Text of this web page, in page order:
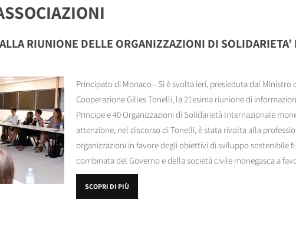
RIUNIONE DELLE ORGANIZZAZIONI DI
Principato di Monaco - Si è svolta ieri, presieduta dal Ministro
Cooperazione Gilles Tonelli, la 21esima riunione di
Principe e 40 Organizzazioni di Solidarietà Internazionale
attenzione, nel discorso di Tonelli, è stata rivolta alla
organizzazioni in favore degli obiettivi di sviluppo sostenibile
combinata del Governo e della società civile monegasca a
SCOPRI DI PIÙ